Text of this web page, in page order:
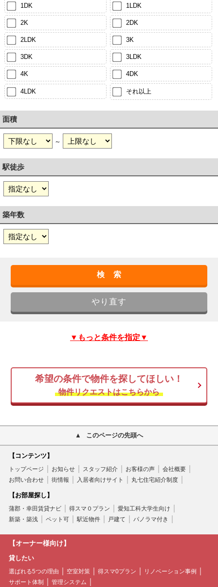
1DK 1LDK
2K 2DK
2LDK 3K
3DK 3LDK
4K 4DK
4LDK それ以上
面積
～
駅徒歩
築年数
▼もっと条件を指定▼
希望の条件で物件を探してほしい！
物件リクエストはこちらから
このページの先頭へ
【コンテンツ】
トップページ お知らせ スタッフ紹介 お客様の声
会社概要
お問い合わせ
街情報 入居者向けサイト 丸七住宅紹介制度
【お部屋探し】
蒲郡・幸田賃貸ナビ 得スマ０プラン
愛知工科大学生向け
新築・築浅
ペット可 駅近物件 戸建て パノラマ付き
【オーナー様向け】
貸したい
選ばれる5つの理由 空室対策 得スマ0プラン
リノベーション事例
サポート体制
管理システム